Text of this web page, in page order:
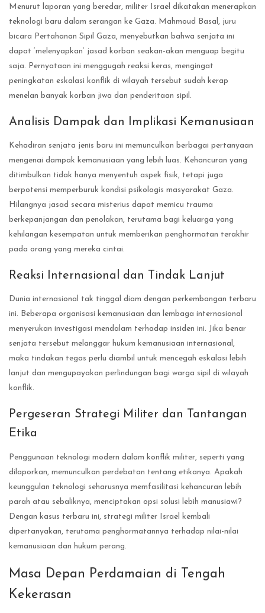
Menurut laporan yang beredar, militer Israel dikatakan menerapkan
teknologi baru dalam serangan ke Gaza. Mahmoud Basal, juru
bicara Pertahanan Sipil Gaza, menyebutkan bahwa senjata ini
dapat ‘melenyapkan’ jasad korban seakan-akan menguap begitu
saja. Pernyataan ini menggugah reaksi keras, mengingat
peningkatan eskalasi konflik di wilayah tersebut sudah kerap
menelan banyak korban jiwa dan penderitaan sipil.
Analisis Dampak dan Implikasi Kemanusiaan
Kehadiran senjata jenis baru ini memunculkan berbagai pertanyaan
mengenai dampak kemanusiaan yang lebih luas. Kehancuran yang
ditimbulkan tidak hanya menyentuh aspek fisik, tetapi juga
berpotensi memperburuk kondisi psikologis masyarakat Gaza.
Hilangnya jasad secara misterius dapat memicu trauma
berkepanjangan dan penolakan, terutama bagi keluarga yang
kehilangan kesempatan untuk memberikan penghormatan terakhir
pada orang yang mereka cintai.
Reaksi Internasional dan Tindak Lanjut
Dunia internasional tak tinggal diam dengan perkembangan terbaru
ini. Beberapa organisasi kemanusiaan dan lembaga internasional
menyerukan investigasi mendalam terhadap insiden ini. Jika benar
senjata tersebut melanggar hukum kemanusiaan internasional,
maka tindakan tegas perlu diambil untuk mencegah eskalasi lebih
lanjut dan mengupayakan perlindungan bagi warga sipil di wilayah
konflik.
Pergeseran Strategi Militer dan Tantangan
Etika
Penggunaan teknologi modern dalam konflik militer, seperti yang
dilaporkan, memunculkan perdebatan tentang etikanya. Apakah
keunggulan teknologi seharusnya memfasilitasi kehancuran lebih
parah atau sebaliknya, menciptakan opsi solusi lebih manusiawi?
Dengan kasus terbaru ini, strategi militer Israel kembali
dipertanyakan, terutama penghormatannya terhadap nilai-nilai
kemanusiaan dan hukum perang.
Masa Depan Perdamaian di Tengah
Kekerasan